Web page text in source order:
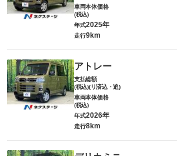
車両本体価格
(税込)
年式2025年
走行9km
アトレー
支払総額
(税込)(リ済込・追)
車両本体価格
(税込)
年式2026年
走行8km